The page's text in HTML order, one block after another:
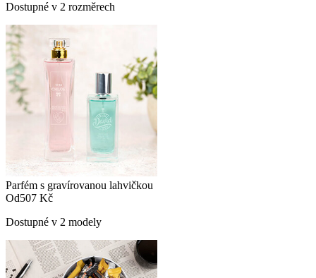
Dostupné v 2 rozměrech
Parfém s gravírovanou lahvičkou
Od507 Kč
Dostupné v 2 modely